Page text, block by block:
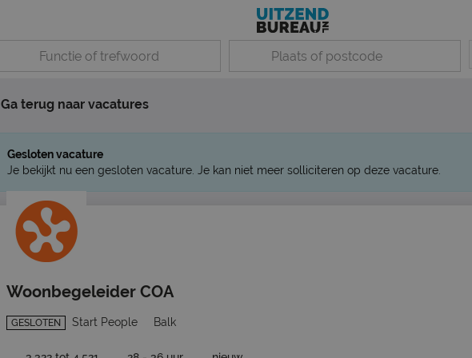
Ga terug naar vacatures
Gesloten vacature
Je bekijkt nu een gesloten vacature. Je kan niet meer solliciteren op deze vacature.
Woonbegeleider COA
GESLOTEN Start People Balk